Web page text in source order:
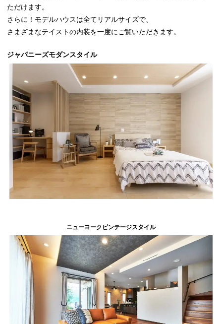
ただけます。
さらに！モデルハウスは全てリアルサイズで、
さまざまなテイストの内装を一度にご覧いただきます。
ジャパニーズモダンスタイル
ニューヨークビンテージスタイル